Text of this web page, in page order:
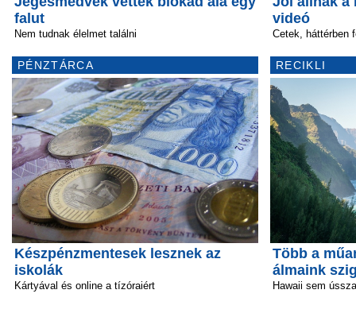
falut
Nem tudnak élelmet találni
PÉNZTÁRCA
Készpénzmentesek lesznek az
iskolák
Kártyával és online a tízóraiért
videó
Cetek, háttérben
RECIKLI
Több a
álmaink
Hawaii sem